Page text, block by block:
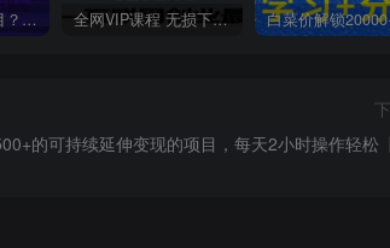
你还在到处找项目？还在当韭菜？我靠卖项目一个月收入5万+，曾经我也是个失败者。 全网VIP课程 无损下载~
的可持续延伸变现的项目，每天2小时操作轻松